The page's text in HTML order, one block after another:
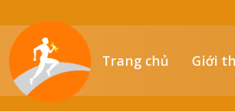
Trang chủ Giới